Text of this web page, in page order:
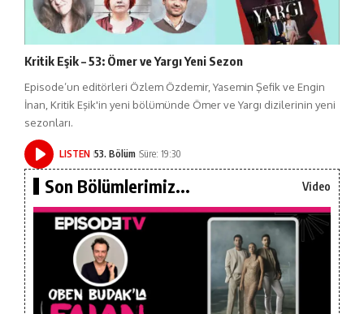
Kritik Eşik – 53: Ömer ve Yargı Yeni Sezon
Episode’un editörleri Özlem Özdemir, Yasemin Şefik ve Engin
İnan, Kritik Eşik'in yeni bölümünde Ömer ve Yargı dizilerinin yeni
sezonları.
LISTEN 53. Bölüm Süre: 19:30
Son Bölümlerimiz... Video